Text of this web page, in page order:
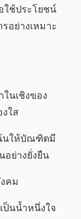
ใช้ประโยชน์
อย่างเหมาะ
ในเชิงของ
ใส
น้นให้บัณฑิตมี
ย่างยั่งยืน
คม
ป็นน้ำหนึ่งใจ